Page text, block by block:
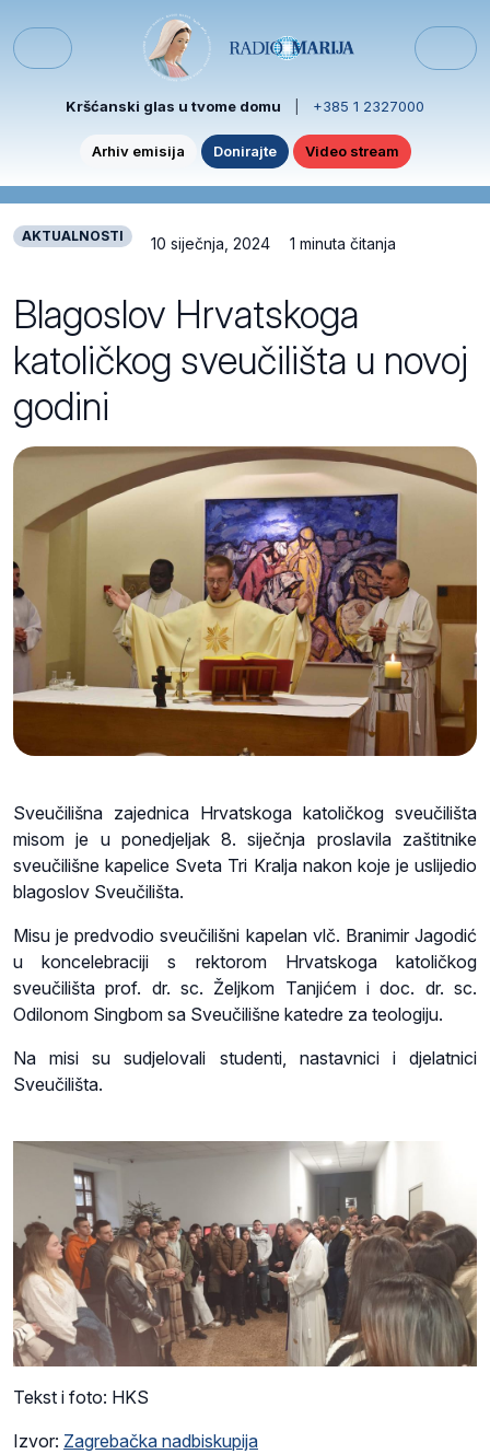
Menu
Kršćanski glas u tvome domu +385 1 2327000
Arhiv emisija Donirajte Video stream
AKTUALNOSTI 10 siječnja, 2024 1 minuta čitanja
Blagoslov Hrvatskoga
katoličkog sveučilišta u novoj
godini
Sveučilišna zajednica Hrvatskoga katoličkog sveučilišta
misom je u ponedjeljak 8. siječnja proslavila zaštitnike
sveučilišne kapelice Sveta Tri Kralja nakon koje je uslijedio
blagoslov Sveučilišta.
Misu je predvodio sveučilišni kapelan vlč. Branimir Jagodić
u koncelebraciji s rektorom Hrvatskoga katoličkog
sveučilišta prof. dr. sc. Željkom Tanjićem i doc. dr. sc.
Odilonom Singbom sa Sveučilišne katedre za teologiju.
Na misi su sudjelovali studenti, nastavnici i djelatnici
Sveučilišta.
Tekst i foto: HKS
Izvor: Zagrebačka nadbiskupija